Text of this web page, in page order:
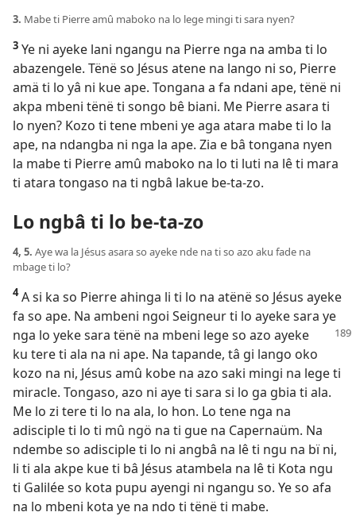
3. Mabe ti Pierre amû maboko na lo lege mingi ti sara nyen?
3 Ye ni ayeke lani ngangu na Pierre nga na amba ti lo
abazengele. Tënë so Jésus atene na lango ni so, Pierre
amä ti lo yâ ni kue ape. Tongana a fa ndani ape, tënë ni
akpa mbeni tënë ti songo bê biani. Me Pierre asara ti
lo nyen? Kozo ti tene mbeni ye aga atara mabe ti lo la
ape, na ndangba ni nga la ape. Zia e bâ tongana nyen
la mabe ti Pierre amû maboko na lo ti luti na lê ti mara
ti atara tongaso na ti ngbâ lakue be-ta-zo.
Lo ngbâ ti lo be-ta-zo
4, 5. Aye wa la Jésus asara so ayeke nde na ti so azo aku fade na
mbage ti lo?
4A si ka so Pierre ahinga li ti lo na atënë so Jésus ayeke
fa so ape. Na ambeni ngoi Seigneur ti lo ayeke sara ye
nga lo yeke sara tënë na mbeni lege so azo ayeke
ku tere ti ala na ni ape. Na tapande, tâ gi lango oko
kozo na ni, Jésus amû kobe na azo saki mingi na lege ti
miracle. Tongaso, azo ni aye ti sara si lo ga gbia ti ala.
Me lo zi tere ti lo na ala, lo hon. Lo tene nga na
adisciple ti lo ti mû ngö na ti gue na Capernaüm. Na
ndembe so adisciple ti lo ni angbâ na lê ti ngu na bï ni,
li ti ala akpe kue ti bâ Jésus atambela na lê ti Kota ngu
ti Galilée so kota pupu ayengi ni ngangu so. Ye so afa
na lo mbeni kota ye na ndo ti tënë ti mabe.